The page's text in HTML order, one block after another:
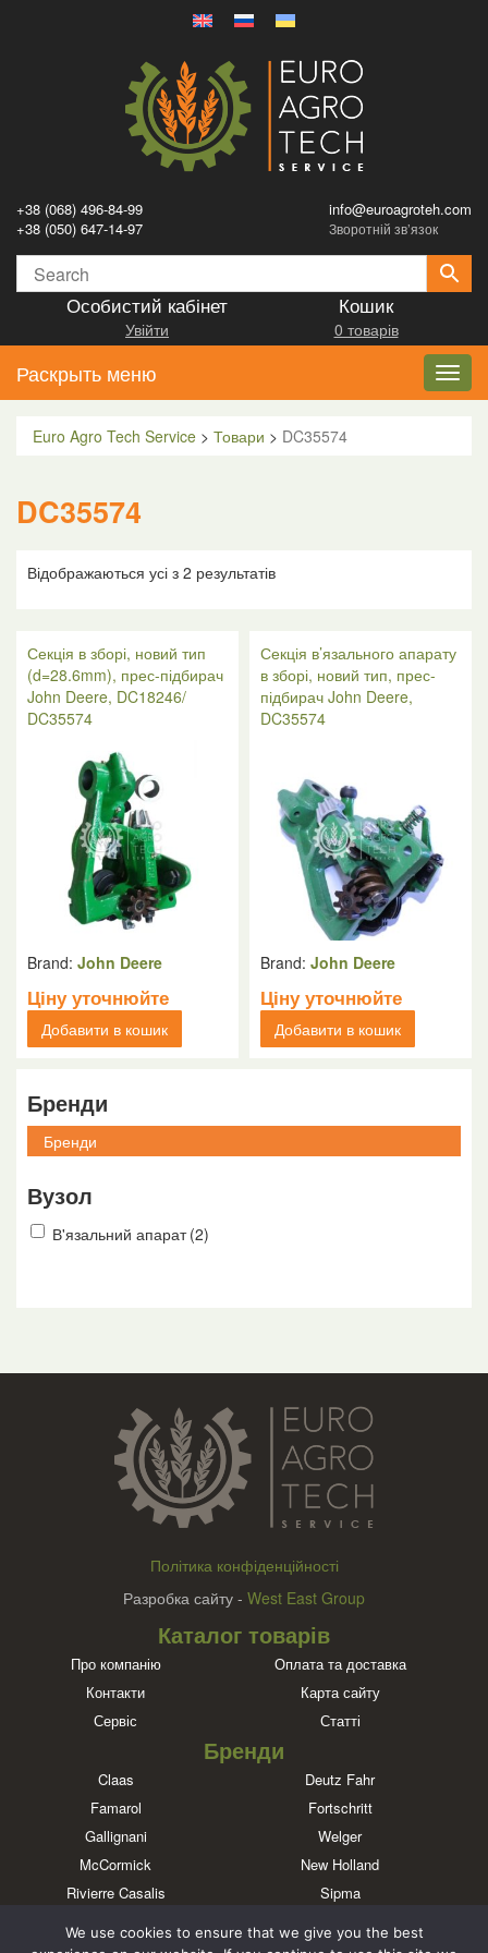
+38 (068) 496-84-99
+38 (050) 647-14-97
info@euroagroteh.com
Зворотній зв’язок
Особистий кабінет
Увійти
Кошик
0 товарів
Раскрыть меню
Euro Agro Tech Service > Товари > DC35574
DC35574
Відображаються усі з 2 результатів
Секція в зборі, новий тип
(d=28.6mm), прес-підбирач
John Deere, DC18246/
DC35574
Brand: John Deere
Ціну уточнюйте
Добавити в кошик
Секція в’язального апарату
в зборі, новий тип, прес-
підбирач John Deere,
DC35574
Brand: John Deere
Ціну уточнюйте
Добавити в кошик
Бренди
Вузол
В'язальний апарат (2)
Політика конфіденційності
Разробка сайту - West East Group
Каталог товарів
Про компанію
Оплата та доставка
Контакти
Карта сайту
Сервіс
Статті
Бренди
Claas
Deutz Fahr
Famarol
Fortschritt
Gallignani
Welger
McCormick
New Holland
Rivierre Casalis
Sipma
We use cookies to ensure that we give you the best